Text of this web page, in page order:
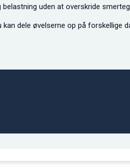
uden at overskride
kan dele øvelserne op på